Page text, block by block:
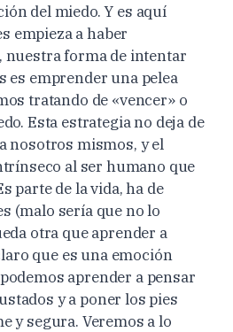
del miedo. Y es aquí
empieza a haber
nuestra forma de intentar
es emprender una pelea
tratando de «vencer» o
Esta estrategia no deja de
nosotros mismos, y el
al ser humano que
parte de la vida, ha de
(malo sería que no lo
otra que aprender a
que es una emoción
aprender a pensar
y a poner los pies
y segura. Veremos a lo